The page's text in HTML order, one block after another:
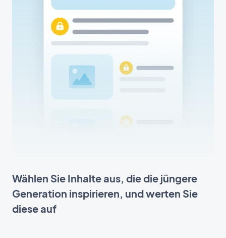
Wählen Sie Inhalte aus, die die jüngere
Generation inspirieren, und werten Sie
diese auf